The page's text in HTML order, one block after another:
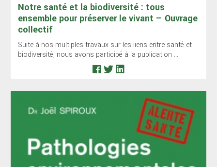
Notre santé et la biodiversité : tous
ensemble pour préserver le vivant – Ouvrage
collectif
Suite à nos multiples travaux sur les liens entre santé et
biodiversité, nous avons participé à la publication ...